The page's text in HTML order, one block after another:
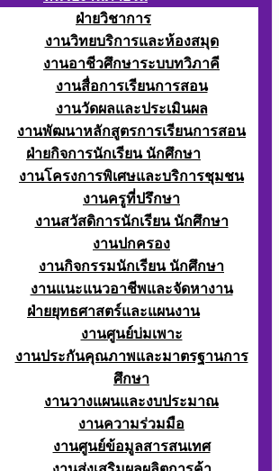
ฝ่ายวิชาการ
งานวิทยบริการและห้องสมุด
งานอาชีวศึกษาระบบทวิภาคี
งานสื่อการเรียนการสอน
งานวัดผลและประเมินผล
งานพัฒนาหลักสูตรการเรียนการสอน
ฝ่ายกิจการนักเรียน นักศึกษา
งานโครงการพิเศษและบริการชุมชน
งานครูที่ปรึกษา
งานสวัสดิการนักเรียน นักศึกษา
งานปกครอง
งานกิจกรรมนักเรียน นักศึกษา
งานแนะแนวอาชีพและจัดหางาน
ฝ่ายยุทธศาสตร์และแผนงาน
งานศูนย์บ่มเพาะ
งานประกันคุณภาพและมาตรฐานการ
ศึกษา
งานวางแผนและงบประมาณ
งานความร่วมมือ
งานศูนย์ข้อมูลสารสนเทศ